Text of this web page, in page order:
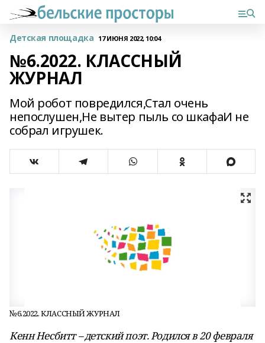
Детская площадка 17 ИЮНЯ 2022, 10:04
№6.2022. КЛАССНЫЙ
ЖУРНАЛ
Мой робот повредился,Стал очень
непослушен,Не вытер пыль со шкафаИ не
собрал игрушек.
№6.2022. КЛАССНЫЙ ЖУРНАЛ
Кенн Несбитт – детский поэт. Родился в 20 февраля